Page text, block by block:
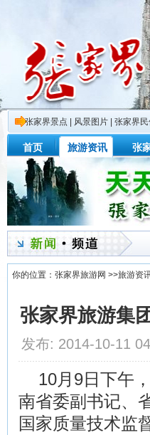
张家界景点 风景图片 张家界
首页 旅游资讯 张
你的位置： 张家界旅游网 >>旅游资
张家界旅游集
发布: 2014-10-11
10月9日下午
南省委副书记、
国家质量技术监